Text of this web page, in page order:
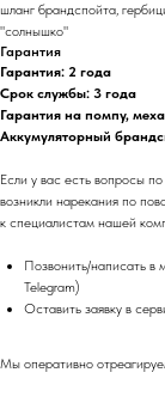
шланг брандспойта,
"солнышко"
Гарантия
Гарантия: 2 года
Срок службы: 3 года
Гарантия на помпу,
Аккумуляторный
Если у вас есть вопросы
возникли нарекания по
к специалистам нашей
Позвонить/написать
Telegram)
Оставить заявку в
Мы оперативно